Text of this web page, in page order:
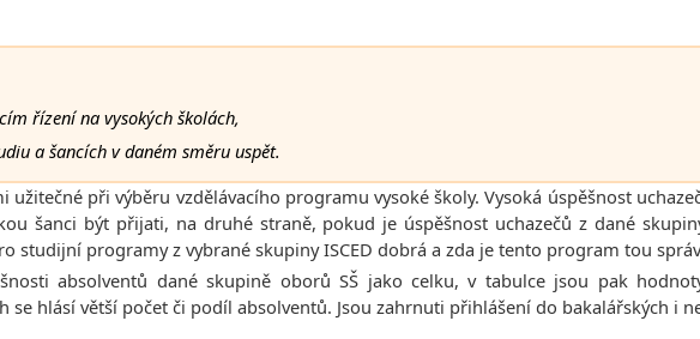
řízení na vysokých školách,
a šancích v daném směru uspět.
při výběru vzdělávacího programu vysoké školy. Vysoká úspěšnost
šanci být přijati, na druhé straně, pokud je úspěšnost uchazečů z dané
studijní programy z vybrané skupiny ISCED dobrá a zda je tento program tou
absolventů dané skupině oborů SŠ jako celku, v tabulce jsou pak
hlásí větší počet či podíl absolventů. Jsou zahrnuti přihlášení do bakalářských i